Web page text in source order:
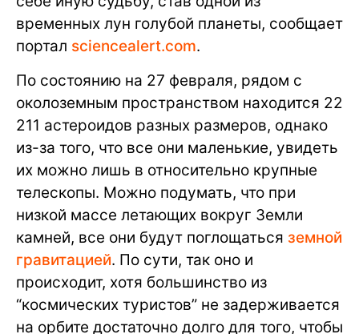
временных лун голубой планеты, сообщает
портал sciencealert.com.
По состоянию на 27 февраля, рядом с
околоземным пространством находится 22
211 астероидов разных размеров, однако
из-за того, что все они маленькие, увидеть
их можно лишь в относительно крупные
телескопы. Можно подумать, что при
низкой массе летающих вокруг Земли
камней, все они будут поглощаться земной
гравитацией. По сути, так оно и
происходит, хотя большинство из
“космических туристов” не задерживается
на орбите достаточно долго для того, чтобы